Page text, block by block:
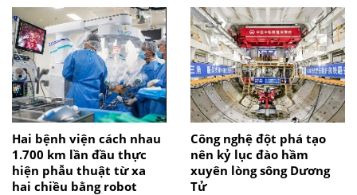
Hai bệnh viện cách nhau
1.700 km lần đầu thực
hiện phẫu thuật từ xa
hai chiều bằng robot
Công nghệ đột phá tạo
nên kỷ lục đào hầm
xuyên lòng sông Dương
Tử